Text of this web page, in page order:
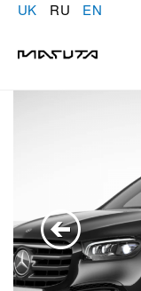
UK RU EN